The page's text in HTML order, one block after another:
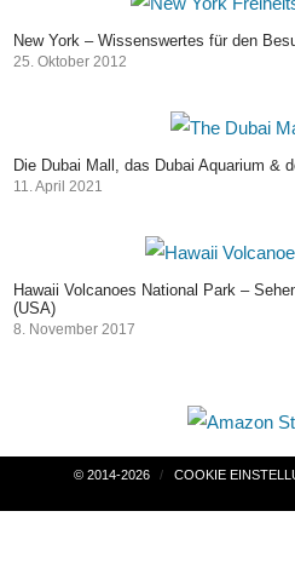
New York – Wissenswertes für den
25. Oktober 2012
Die Dubai Mall, das Dubai Aquarium &
11. April 2021
Hawaii Volcanoes National Park –
(USA)
8. November 2017
Beitragsnavigation
© 2014-2026 COOKIE